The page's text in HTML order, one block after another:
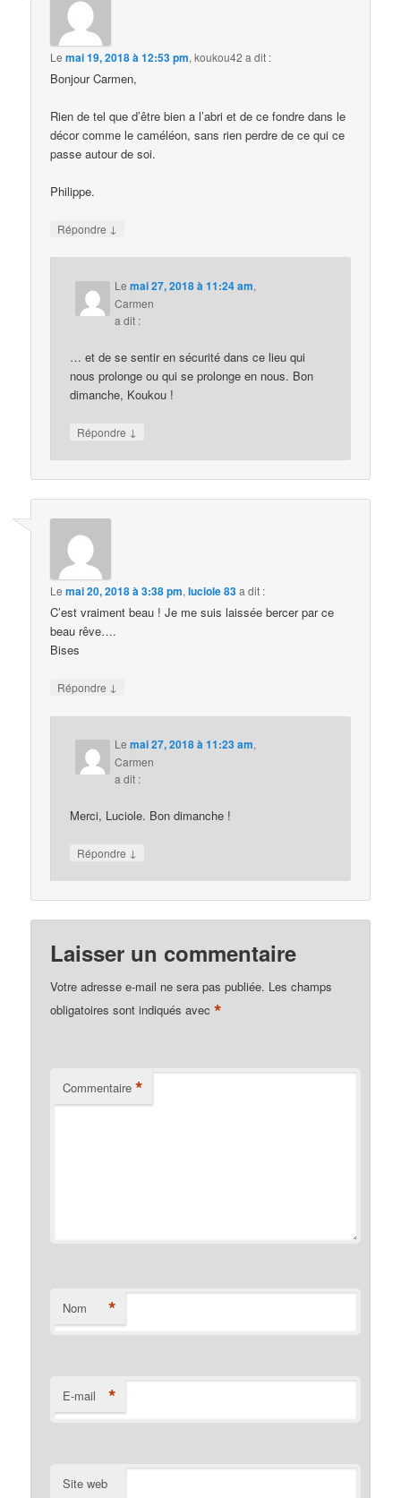
Lemai 19, 2018 à 12:53 pm,koukou42 a dit :
Bonjour Carmen,
Rien de tel que d’être bien a l’abri et de ce fondre dans le
décor comme le caméléon, sans rien perdre de ce qui ce
passe autour de soi.
Philippe.
Répondre ↓
Lemai 27, 2018 à 11:24 am,
Carmen
a dit :
… et de se sentir en sécurité dans ce lieu qui
nous prolonge ou qui se prolonge en nous. Bon
dimanche, Koukou !
Répondre ↓
Lemai 20, 2018 à 3:38 pm,luciole 83a dit :
C’est vraiment beau ! Je me suis laissée bercer par ce
beau rêve….
Bises
Répondre ↓
Lemai 27, 2018 à 11:23 am,
Carmen
a dit :
Merci, Luciole. Bon dimanche !
Répondre ↓
Laisser un commentaire
Votre adresse e-mail ne sera pas publiée. Les champs
obligatoires sont indiqués avec*
Commentaire *
Nom *
E-mail *
Site web